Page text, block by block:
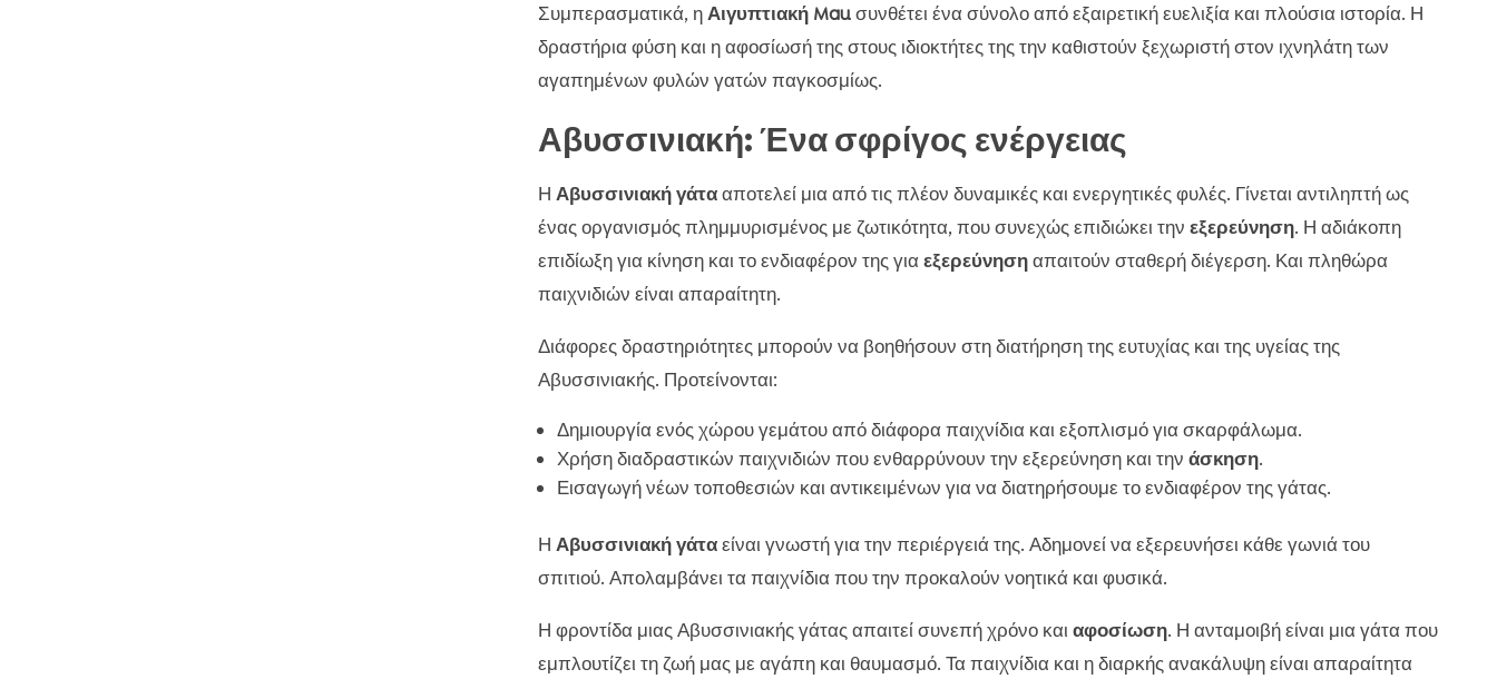
Συμπερασματικά, ηΑιγυπτιακή Mauσυνθέτει ένα σύνολο από εξαιρετική ευελιξία και πλούσια ιστορία. Η
δραστήρια φύση και η αφοσίωσή της στους ιδιοκτήτες της την καθιστούν ξεχωριστή στον ιχνηλάτη των
αγαπημένων φυλών γατών παγκοσμίως.
Αβυσσινιακή: Ένα σφρίγος ενέργειας
Η Αβυσσινιακή γάτααποτελεί μια από τις πλέον δυναμικές και ενεργητικές φυλές. Γίνεται αντιληπτή ως
ένας οργανισμός πλημμυρισμένος με ζωτικότητα, που συνεχώς επιδιώκει την εξερεύνηση. Η αδιάκοπη
επιδίωξη για κίνηση και το ενδιαφέρον της γιαεξερεύνησηαπαιτούν σταθερή διέγερση. Και πληθώρα
παιχνιδιών είναι απαραίτητη.
Διάφορες δραστηριότητες μπορούν να βοηθήσουν στη διατήρηση της ευτυχίας και της υγείας της
Αβυσσινιακής. Προτείνονται:
Δημιουργία ενός χώρου γεμάτου από διάφορα παιχνίδια και εξοπλισμό για σκαρφάλωμα.
Χρήση διαδραστικών παιχνιδιών που ενθαρρύνουν την εξερεύνηση και την άσκηση.
Εισαγωγή νέων τοποθεσιών και αντικειμένων για να διατηρήσουμε το ενδιαφέρον της γάτας.
Η Αβυσσινιακή γάταείναι γνωστή για την περιέργειά της. Αδημονεί να εξερευνήσει κάθε γωνιά του
σπιτιού. Απολαμβάνει τα παιχνίδια που την προκαλούν νοητικά και φυσικά.
Η φροντίδα μιας Αβυσσινιακής γάτας απαιτεί συνεπή χρόνο και αφοσίωση. Η ανταμοιβή είναι μια γάτα που
εμπλουτίζει τη ζωή μας με αγάπη και θαυμασμό. Τα παιχνίδια και η διαρκής ανακάλυψη είναι απαραίτητα